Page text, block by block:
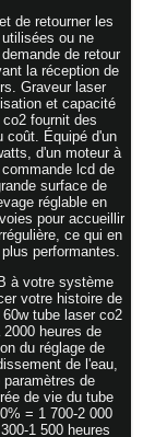
de retourner les
ou ne
de retour
la réception de
Graveur laser
et capacité
fournit des
coût. Équipé d'un
d'un moteur à
lcd de
surface de
réglable en
pour accueillir
ce qui en
performantes.
à votre système
votre histoire de
tube laser co2
heures de
du réglage de
de l'eau,
de
de vie du tube
= 1 700-2 000
1 500 heures